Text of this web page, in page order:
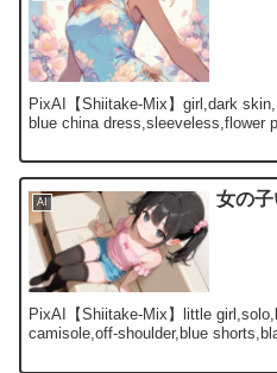
PixAI【Shiitake-Mix】girl,dark
blue china dress,sleeveless,flower
AI 女の
PixAI【Shiitake-Mix】little
camisole,off-shoulder,blue